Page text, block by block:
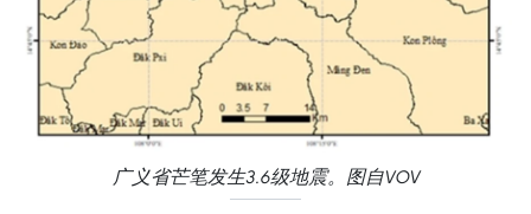
广义省芒笔发生3.6级地震。图自VOV